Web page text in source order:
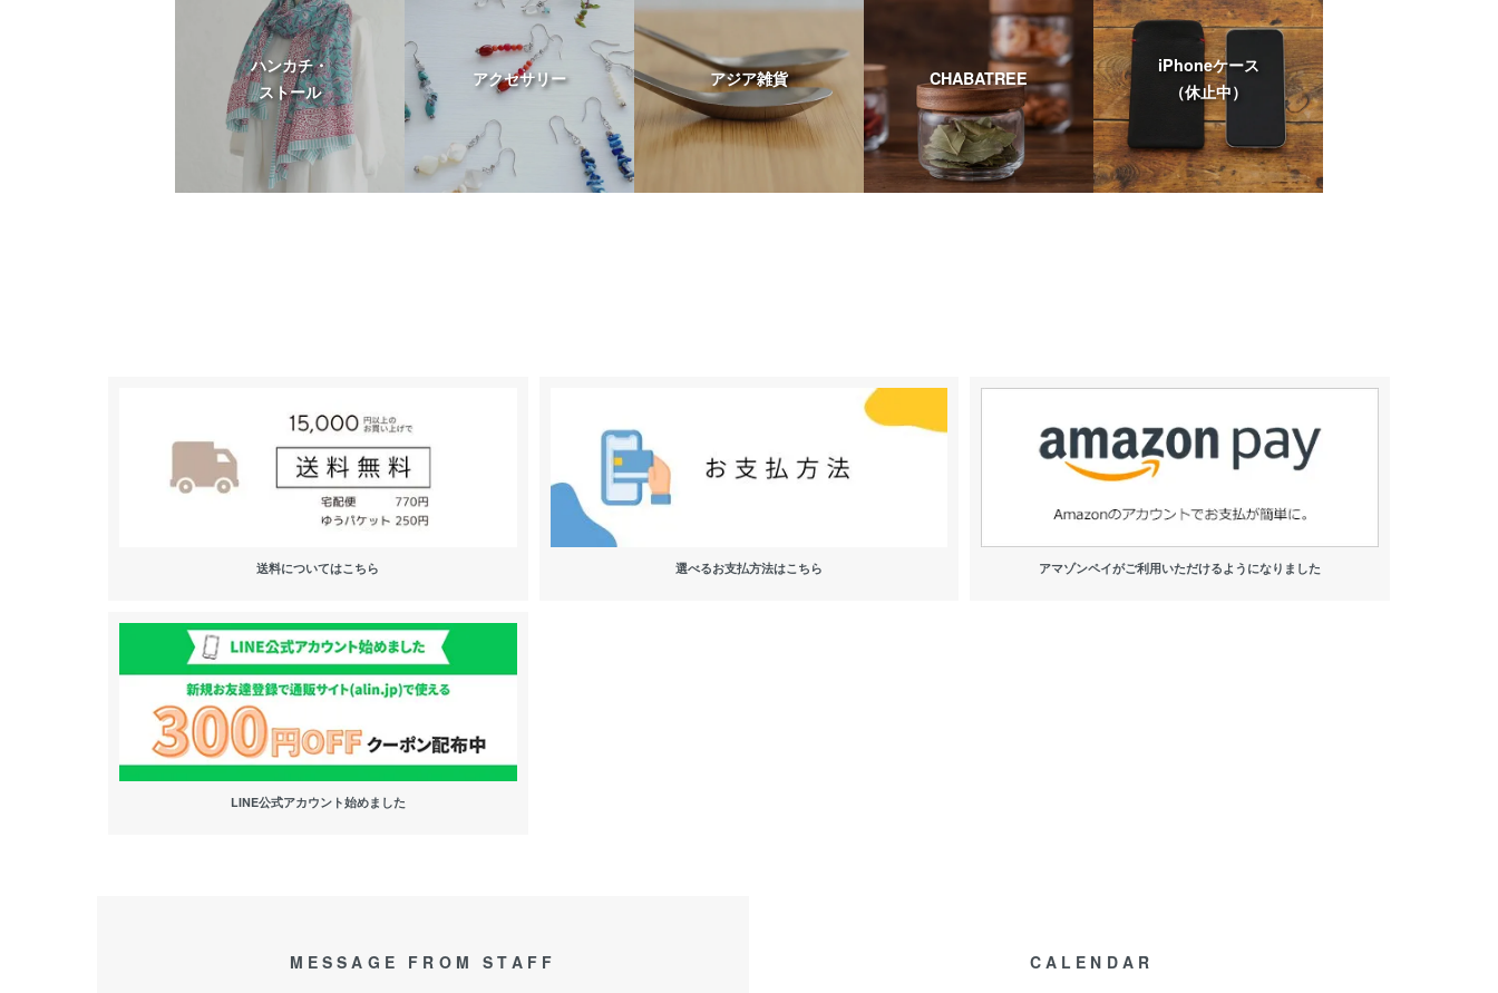
ハンカチ・
ストール
アクセサリー アジア雑貨 CHABATREE
iPhoneケース
（休止中）
送料についてはこちら 選べるお支払方法はこちら アマゾンペイがご利用いただけるようになりました
LINE公式アカウント始めました
MESSAGE FROM STAFF CALENDAR